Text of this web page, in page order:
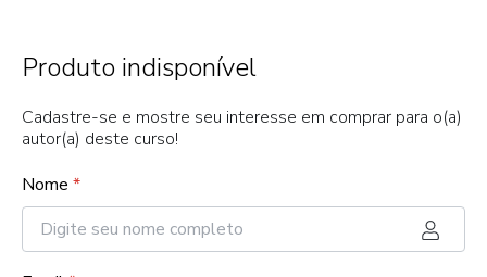
Produto indisponível
Cadastre-se e mostre seu interesse em comprar para o(a)
autor(a) deste curso!
Nome *